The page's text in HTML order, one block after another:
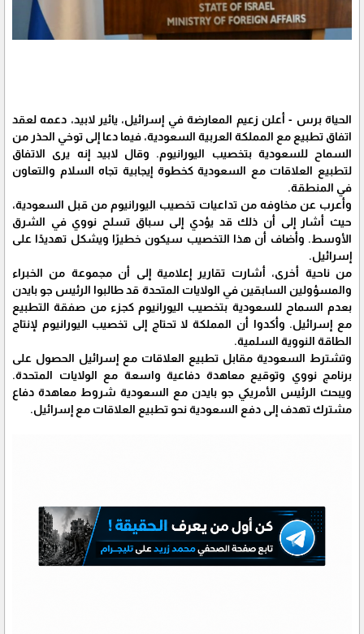
الحياة برس - أعلن زعيم المعارضة في إسرائيل، يائير لابيد، دعمه لعقد
اتفاق تطبيع مع المملكة العربية السعودية، فيما دعا إلى توخي الحذر من
السماح للسعودية بتخصيب اليورانيوم. وقال لابيد إنه يرى الاتفاق
لتطبيع العلاقات مع السعودية كخطوة إيجابية تجاه السلام والتعاون
في المنطقة.
وأعرب عن مخاوفه من تداعيات تخصيب اليورانيوم من قبل السعودية،
حيث أشار إلى أن ذلك قد يؤدي إلى سباق تسلح نووي في الشرق
الأوسط. وأضاف أن هذا التخصيب سيكون خطيرًا ويشكل تهديدًا على
إسرائيل.
من ناحية أخرى، أشارت تقارير إعلامية إلى أن مجموعة من الخبراء
والمسؤولين السابقين في الولايات المتحدة قد طالبوا الرئيس جو بايدن
بعدم السماح للسعودية بتخصيب اليورانيوم كجزء من صفقة التطبيع
مع إسرائيل. وأكدوا أن المملكة لا تحتاج إلى تخصيب اليورانيوم لإنتاج
الطاقة النووية السلمية.
وتشترط السعودية مقابل تطبيع العلاقات مع إسرائيل الحصول على
برنامج نووي وتوقيع معاهدة دفاعية واسعة مع الولايات المتحدة.
ويبحث الرئيس الأمريكي جو بايدن مع السعودية شروط معاهدة دفاع
مشترك تهدف إلى دفع السعودية نحو تطبيع العلاقات مع إسرائيل.